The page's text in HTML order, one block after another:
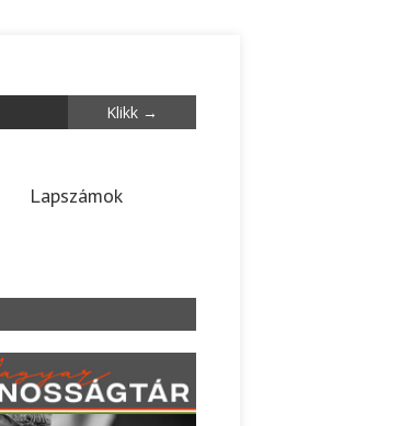
Lapszámok